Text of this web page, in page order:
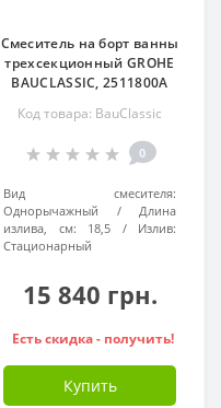
Смеситель на борт ванны
трехсекционный GROHE
BAUCLASSIC, 2511800A
Код товара: BauClassic
0
Вид смесителя:
Однорычажный
Длина
излива, см:
18,5
Излив:
Стационарный
15 840 грн.
Есть скидка - получить!
Купить